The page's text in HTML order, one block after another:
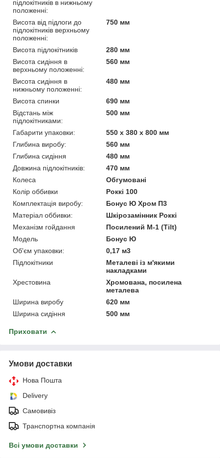
підлокітників в нижньому
положенні:
Висота від підлоги до
підлокітників верхньому
положенні:
750 мм
Висота підлокітників
280 мм
Висота сидіння в
верхньому положенні:
560 мм
Висота сидіння в
нижньому положенні:
480 мм
Висота спинки
690 мм
Відстань між
підлокітниками:
500 мм
Габарити упаковки:
550 x 380 x 800 мм
Глибина виробу:
560 мм
Глибина сидіння
480 мм
Довжина підлокітників:
470 мм
Колеса
Обгумовані
Колір оббивки
Роккі 100
Комплектація виробу:
Бонус Ю Хром П3
Матеріал оббивки:
Шкірозамінник Роккі
Механізм гойдання
Посилений M-1 (Tilt)
Мoдель
Бонус Ю
Об'єм упаковки:
0,17 м3
Підлокітники
Металеві із м'якими
накладками
Хрестовина
Хромована, посилена
металева
Ширина виробу
620 мм
Ширина сидіння
500 мм
Приховати
Умови доставки
Нова Пошта
Delivery
Самовивіз
Транспортна компанія
Всі умови доставки